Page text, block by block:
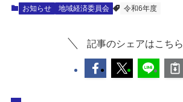
お知らせ 地域経済委員会 令和6年度
記事のシェアはこちら